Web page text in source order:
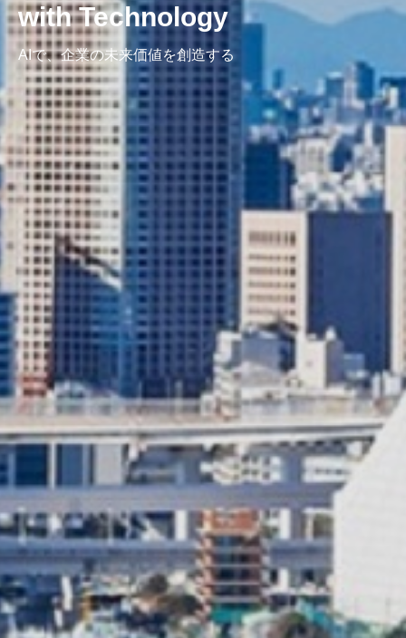
with Technology
AIで、企業の未来価値を創造する